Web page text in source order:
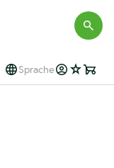
Sprache